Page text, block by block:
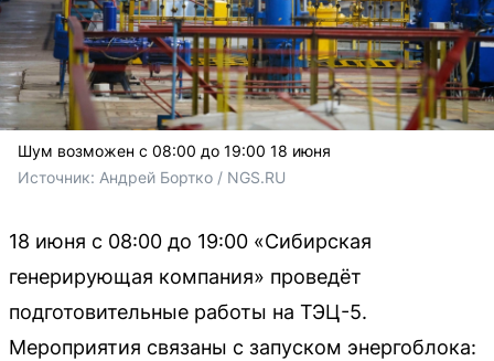
Шум возможен с 08:00 до 19:00 18 июня
Источник: Андрей Бортко / NGS.RU
18 июня с 08:00 до 19:00 «Сибирская
генерирующая компания» проведёт
подготовительные работы на ТЭЦ-5.
Мероприятия связаны с запуском энергоблока: